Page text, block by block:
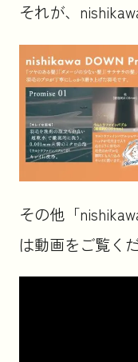
それが、
その他「
は動画をご覧く